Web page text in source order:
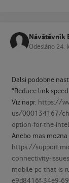
Návštěvník
Odesláno 24.
Dalsi podobne
"Reduce link
Viz napr. https://
us/000134167/
option-for-the-
Anebo mas
https://
connectivity-
mobile-pc-that-is-
e9d8416f-34e9-